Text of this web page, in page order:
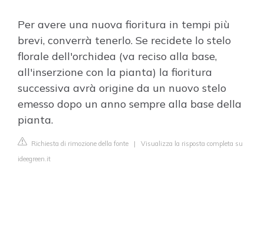
Per avere una nuova fioritura in tempi più
brevi, converrà tenerlo. Se recidete lo stelo
florale dell'orchidea (va reciso alla base,
all'inserzione con la pianta) la fioritura
successiva avrà origine da un nuovo stelo
emesso dopo un anno sempre alla base della
pianta.
Richiesta di rimozione della fonte | Visualizza la risposta completa su
ideegreen.it